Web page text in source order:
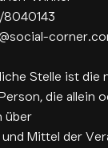
Stelle ist die
die allein
über
Mittel der